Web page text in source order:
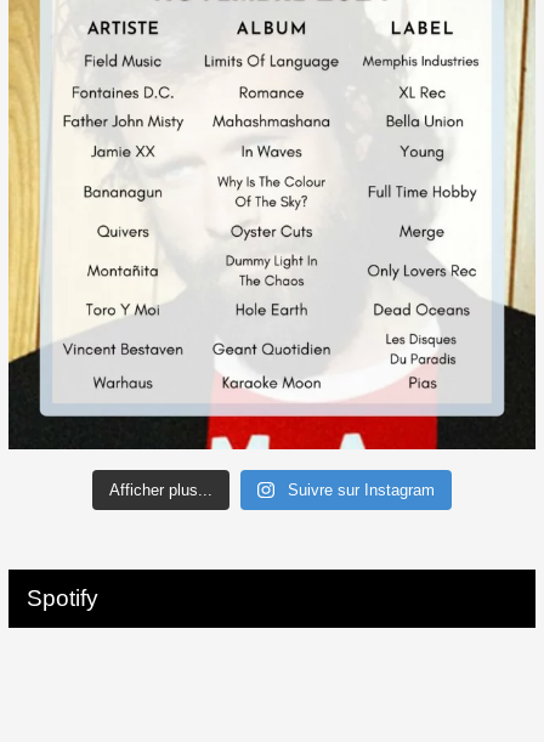
Afficher plus... Suivre sur Instagram
Spotify